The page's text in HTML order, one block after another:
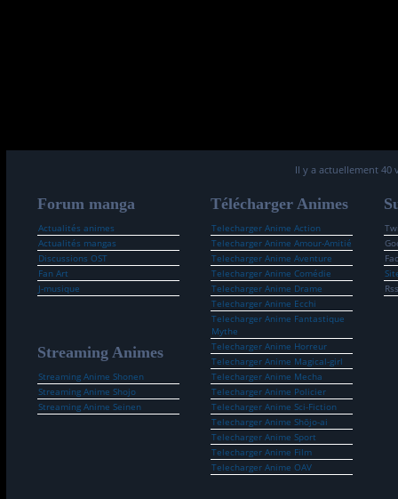
Il y a actuellement 40
Forum manga
Actualités animes
Actualités mangas
Discussions OST
Fan Art
J-musique
Streaming Animes
Streaming Anime Shonen
Streaming Anime Shojo
Streaming Anime Seinen
Télécharger Animes
Telecharger Anime Action
Telecharger Anime Amour-Amitié
Telecharger Anime Aventure
Telecharger Anime Comédie
Telecharger Anime Drame
Telecharger Anime Ecchi
Telecharger Anime Fantastique
Mythe
Telecharger Anime Horreur
Telecharger Anime Magical-girl
Telecharger Anime Mecha
Telecharger Anime Policier
Telecharger Anime Sci-Fiction
Telecharger Anime Shōjo-ai
Telecharger Anime Sport
Telecharger Anime Film
Telecharger Anime OAV
Rss